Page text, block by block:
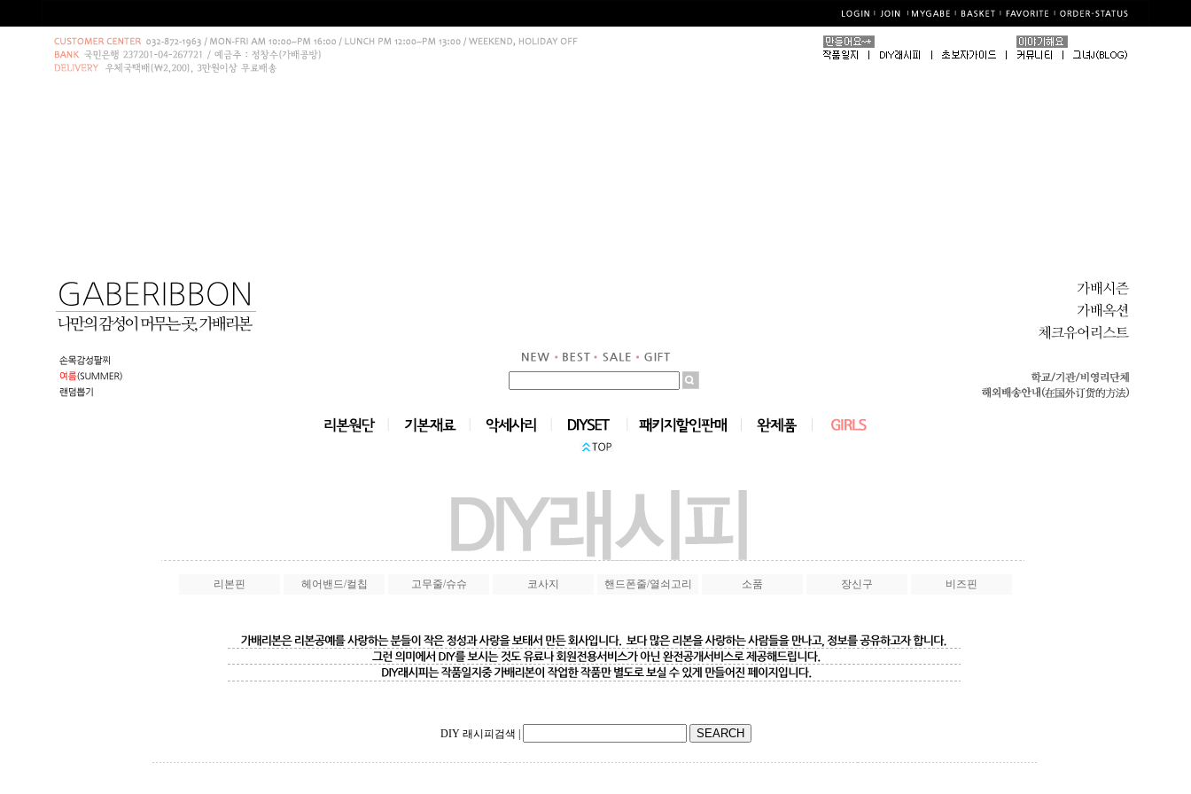
상품검색
리본핀 헤어밴드/컬칩 고무줄/슈슈 코사지 핸드폰줄/열쇠고리 소품 장신구 비즈핀
DIY 래시피검색